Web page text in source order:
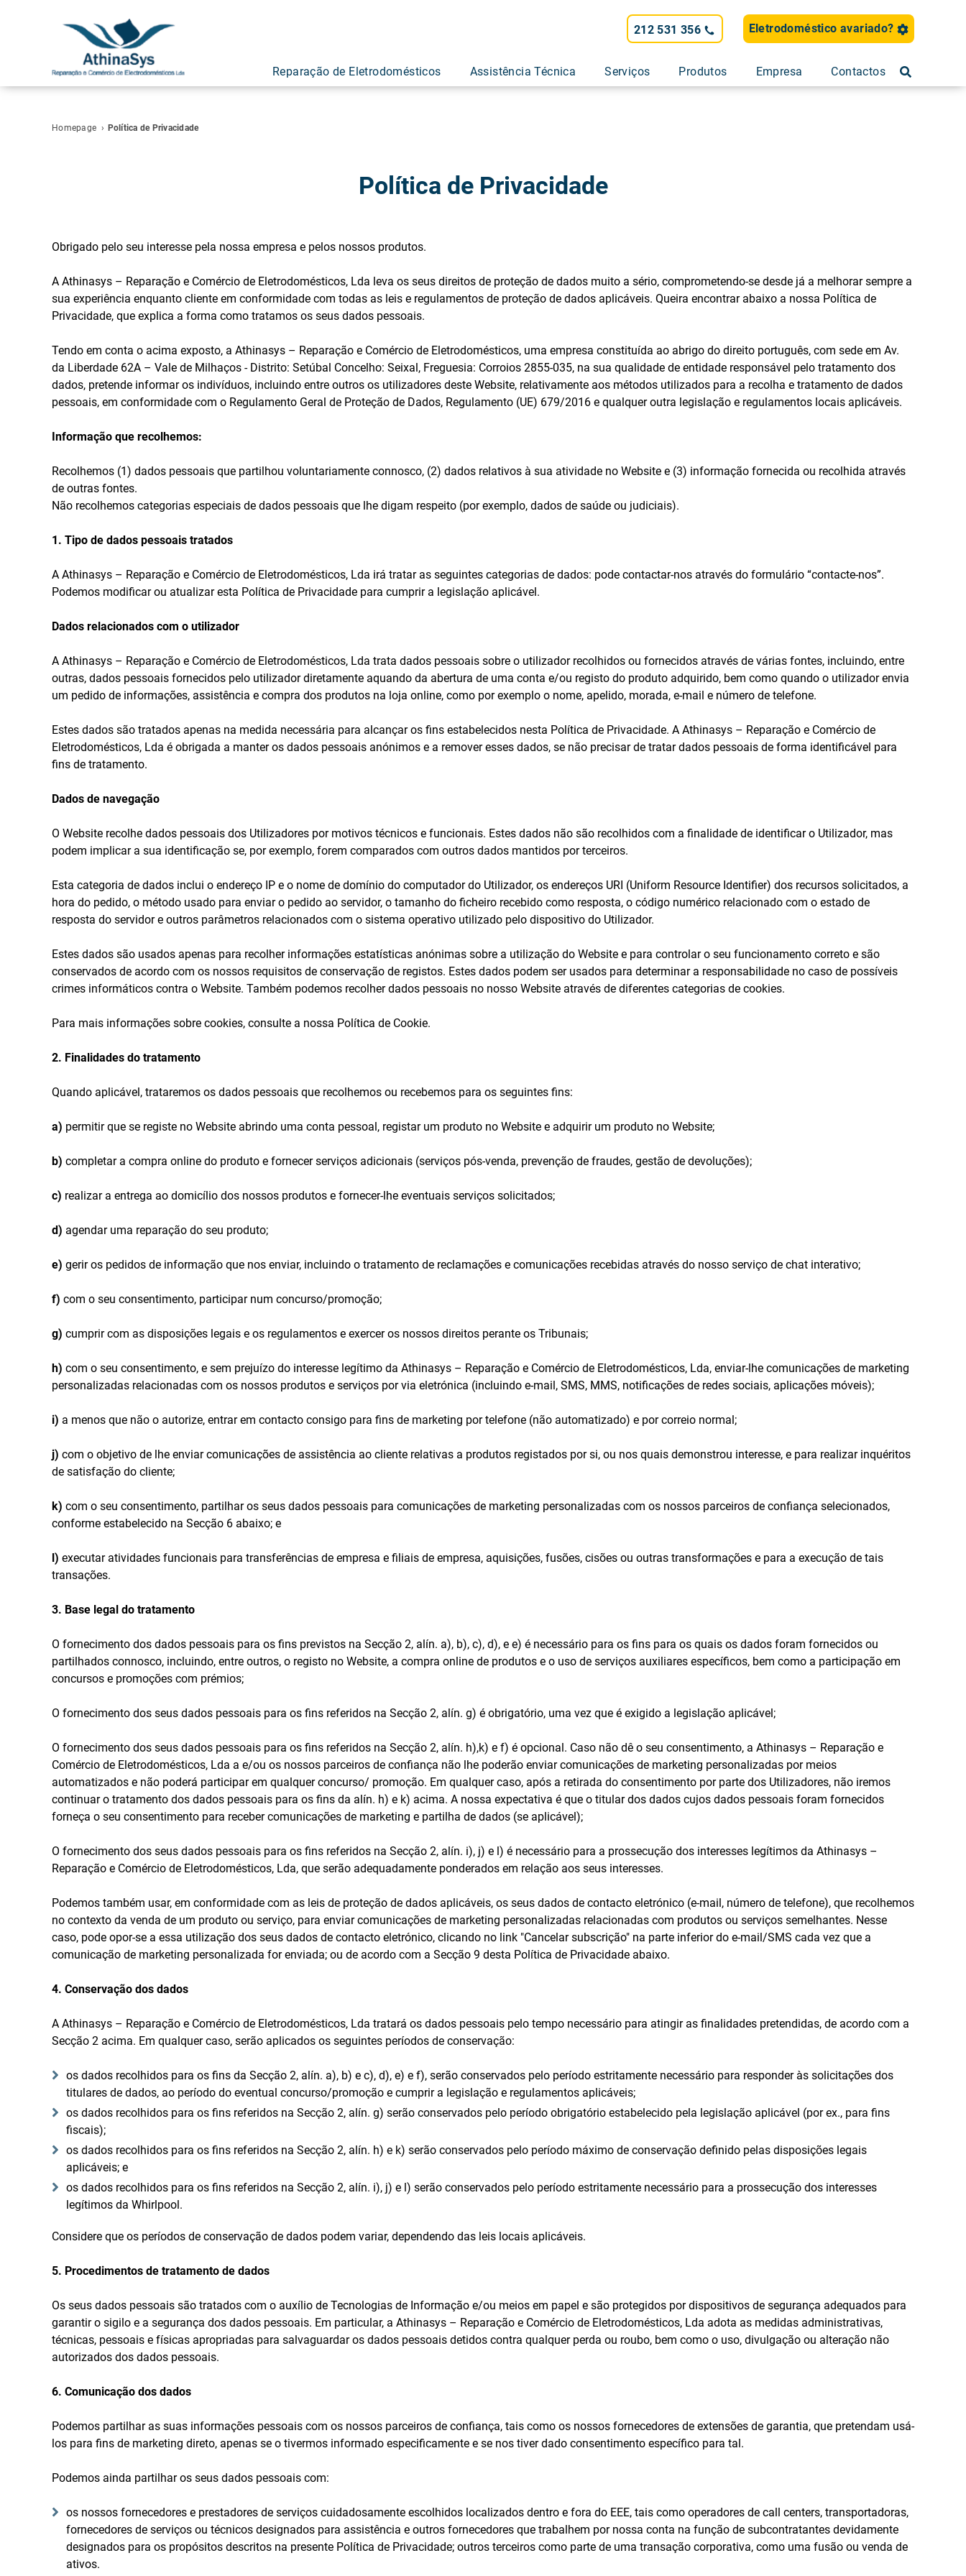
212 531 356 Eletrodoméstico avariado?
Reparação de Eletrodomésticos Assistência Técnica Serviços Produtos Empresa Contactos
Homepage › Política de Privacidade
Política de Privacidade
Obrigado pelo seu interesse pela nossa empresa e pelos nossos produtos.
A Athinasys – Reparação e Comércio de Eletrodomésticos, Lda leva os seus direitos de proteção de dados muito a sério, comprometendo-se desde já a melhorar sempre a
sua experiência enquanto cliente em conformidade com todas as leis e regulamentos de proteção de dados aplicáveis. Queira encontrar abaixo a nossa Política de
Privacidade, que explica a forma como tratamos os seus dados pessoais.
Tendo em conta o acima exposto, a Athinasys – Reparação e Comércio de Eletrodomésticos, uma empresa constituída ao abrigo do direito português, com sede em Av.
da Liberdade 62A – Vale de Milhaços - Distrito: Setúbal Concelho: Seixal, Freguesia: Corroios 2855-035, na sua qualidade de entidade responsável pelo tratamento dos
dados, pretende informar os indivíduos, incluindo entre outros os utilizadores deste Website, relativamente aos métodos utilizados para a recolha e tratamento de dados
pessoais, em conformidade com o Regulamento Geral de Proteção de Dados, Regulamento (UE) 679/2016 e qualquer outra legislação e regulamentos locais aplicáveis.
Informação que recolhemos:
Recolhemos (1) dados pessoais que partilhou voluntariamente connosco, (2) dados relativos à sua atividade no Website e (3) informação fornecida ou recolhida através
de outras fontes.
Não recolhemos categorias especiais de dados pessoais que lhe digam respeito (por exemplo, dados de saúde ou judiciais).
1. Tipo de dados pessoais tratados
A Athinasys – Reparação e Comércio de Eletrodomésticos, Lda irá tratar as seguintes categorias de dados: pode contactar-nos através do formulário “contacte-nos”.
Podemos modificar ou atualizar esta Política de Privacidade para cumprir a legislação aplicável.
Dados relacionados com o utilizador
A Athinasys – Reparação e Comércio de Eletrodomésticos, Lda trata dados pessoais sobre o utilizador recolhidos ou fornecidos através de várias fontes, incluindo, entre
outras, dados pessoais fornecidos pelo utilizador diretamente aquando da abertura de uma conta e/ou registo do produto adquirido, bem como quando o utilizador envia
um pedido de informações, assistência e compra dos produtos na loja online, como por exemplo o nome, apelido, morada, e-mail e número de telefone.
Estes dados são tratados apenas na medida necessária para alcançar os fins estabelecidos nesta Política de Privacidade. A Athinasys – Reparação e Comércio de
Eletrodomésticos, Lda é obrigada a manter os dados pessoais anónimos e a remover esses dados, se não precisar de tratar dados pessoais de forma identificável para
fins de tratamento.
Dados de navegação
O Website recolhe dados pessoais dos Utilizadores por motivos técnicos e funcionais. Estes dados não são recolhidos com a finalidade de identificar o Utilizador, mas
podem implicar a sua identificação se, por exemplo, forem comparados com outros dados mantidos por terceiros.
Esta categoria de dados inclui o endereço IP e o nome de domínio do computador do Utilizador, os endereços URI (Uniform Resource Identifier) dos recursos solicitados, a
hora do pedido, o método usado para enviar o pedido ao servidor, o tamanho do ficheiro recebido como resposta, o código numérico relacionado com o estado de
resposta do servidor e outros parâmetros relacionados com o sistema operativo utilizado pelo dispositivo do Utilizador.
Estes dados são usados apenas para recolher informações estatísticas anónimas sobre a utilização do Website e para controlar o seu funcionamento correto e são
conservados de acordo com os nossos requisitos de conservação de registos. Estes dados podem ser usados para determinar a responsabilidade no caso de possíveis
crimes informáticos contra o Website. Também podemos recolher dados pessoais no nosso Website através de diferentes categorias de cookies.
Para mais informações sobre cookies, consulte a nossa Política de Cookie.
2. Finalidades do tratamento
Quando aplicável, trataremos os dados pessoais que recolhemos ou recebemos para os seguintes fins:
a) permitir que se registe no Website abrindo uma conta pessoal, registar um produto no Website e adquirir um produto no Website;
b) completar a compra online do produto e fornecer serviços adicionais (serviços pós-venda, prevenção de fraudes, gestão de devoluções);
c) realizar a entrega ao domicílio dos nossos produtos e fornecer-lhe eventuais serviços solicitados;
d) agendar uma reparação do seu produto;
e) gerir os pedidos de informação que nos enviar, incluindo o tratamento de reclamações e comunicações recebidas através do nosso serviço de chat interativo;
f) com o seu consentimento, participar num concurso/promoção;
g) cumprir com as disposições legais e os regulamentos e exercer os nossos direitos perante os Tribunais;
h) com o seu consentimento, e sem prejuízo do interesse legítimo da Athinasys – Reparação e Comércio de Eletrodomésticos, Lda, enviar-lhe comunicações de marketing
personalizadas relacionadas com os nossos produtos e serviços por via eletrónica (incluindo e-mail, SMS, MMS, notificações de redes sociais, aplicações móveis);
i) a menos que não o autorize, entrar em contacto consigo para fins de marketing por telefone (não automatizado) e por correio normal;
j) com o objetivo de lhe enviar comunicações de assistência ao cliente relativas a produtos registados por si, ou nos quais demonstrou interesse, e para realizar inquéritos
de satisfação do cliente;
k) com o seu consentimento, partilhar os seus dados pessoais para comunicações de marketing personalizadas com os nossos parceiros de confiança selecionados,
conforme estabelecido na Secção 6 abaixo; e
l) executar atividades funcionais para transferências de empresa e filiais de empresa, aquisições, fusões, cisões ou outras transformações e para a execução de tais
transações.
3. Base legal do tratamento
O fornecimento dos dados pessoais para os fins previstos na Secção 2, alín. a), b), c), d), e e) é necessário para os fins para os quais os dados foram fornecidos ou
partilhados connosco, incluindo, entre outros, o registo no Website, a compra online de produtos e o uso de serviços auxiliares específicos, bem como a participação em
concursos e promoções com prémios;
O fornecimento dos seus dados pessoais para os fins referidos na Secção 2, alín. g) é obrigatório, uma vez que é exigido a legislação aplicável;
O fornecimento dos seus dados pessoais para os fins referidos na Secção 2, alín. h),k) e f) é opcional. Caso não dê o seu consentimento, a Athinasys – Reparação e
Comércio de Eletrodomésticos, Lda a e/ou os nossos parceiros de confiança não lhe poderão enviar comunicações de marketing personalizadas por meios
automatizados e não poderá participar em qualquer concurso/ promoção. Em qualquer caso, após a retirada do consentimento por parte dos Utilizadores, não iremos
continuar o tratamento dos dados pessoais para os fins da alín. h) e k) acima. A nossa expectativa é que o titular dos dados cujos dados pessoais foram fornecidos
forneça o seu consentimento para receber comunicações de marketing e partilha de dados (se aplicável);
O fornecimento dos seus dados pessoais para os fins referidos na Secção 2, alín. i), j) e l) é necessário para a prossecução dos interesses legítimos da Athinasys –
Reparação e Comércio de Eletrodomésticos, Lda, que serão adequadamente ponderados em relação aos seus interesses.
Podemos também usar, em conformidade com as leis de proteção de dados aplicáveis, os seus dados de contacto eletrónico (e-mail, número de telefone), que recolhemos
no contexto da venda de um produto ou serviço, para enviar comunicações de marketing personalizadas relacionadas com produtos ou serviços semelhantes. Nesse
caso, pode opor-se a essa utilização dos seus dados de contacto eletrónico, clicando no link "Cancelar subscrição" na parte inferior do e-mail/SMS cada vez que a
comunicação de marketing personalizada for enviada; ou de acordo com a Secção 9 desta Política de Privacidade abaixo.
4. Conservação dos dados
A Athinasys – Reparação e Comércio de Eletrodomésticos, Lda tratará os dados pessoais pelo tempo necessário para atingir as finalidades pretendidas, de acordo com a
Secção 2 acima. Em qualquer caso, serão aplicados os seguintes períodos de conservação:
os dados recolhidos para os fins da Secção 2, alín. a), b) e c), d), e) e f), serão conservados pelo período estritamente necessário para responder às solicitações dos
titulares de dados, ao período do eventual concurso/promoção e cumprir a legislação e regulamentos aplicáveis;
os dados recolhidos para os fins referidos na Secção 2, alín. g) serão conservados pelo período obrigatório estabelecido pela legislação aplicável (por ex., para fins
fiscais);
os dados recolhidos para os fins referidos na Secção 2, alín. h) e k) serão conservados pelo período máximo de conservação definido pelas disposições legais
aplicáveis; e
os dados recolhidos para os fins referidos na Secção 2, alín. i), j) e l) serão conservados pelo período estritamente necessário para a prossecução dos interesses
legítimos da Whirlpool.
Considere que os períodos de conservação de dados podem variar, dependendo das leis locais aplicáveis.
5. Procedimentos de tratamento de dados
Os seus dados pessoais são tratados com o auxílio de Tecnologias de Informação e/ou meios em papel e são protegidos por dispositivos de segurança adequados para
garantir o sigilo e a segurança dos dados pessoais. Em particular, a Athinasys – Reparação e Comércio de Eletrodomésticos, Lda adota as medidas administrativas,
técnicas, pessoais e físicas apropriadas para salvaguardar os dados pessoais detidos contra qualquer perda ou roubo, bem como o uso, divulgação ou alteração não
autorizados dos dados pessoais.
6. Comunicação dos dados
Podemos partilhar as suas informações pessoais com os nossos parceiros de confiança, tais como os nossos fornecedores de extensões de garantia, que pretendam usá-
los para fins de marketing direto, apenas se o tivermos informado especificamente e se nos tiver dado consentimento específico para tal.
Podemos ainda partilhar os seus dados pessoais com:
os nossos fornecedores e prestadores de serviços cuidadosamente escolhidos localizados dentro e fora do EEE, tais como operadores de call centers, transportadoras,
fornecedores de serviços ou técnicos designados para assistência e outros fornecedores que trabalhem por nossa conta na função de subcontratantes devidamente
designados para os propósitos descritos na presente Política de Privacidade; outros terceiros como parte de uma transação corporativa, como uma fusão ou venda de
ativos.